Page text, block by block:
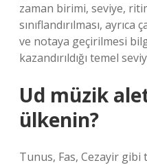
zaman birimi, seviye,
sınıflandırılması,
ve notaya geçirilmesi
kazandırıldığı temel
Ud müzik
ülkenin?
Tunus, Fas, Cezayir